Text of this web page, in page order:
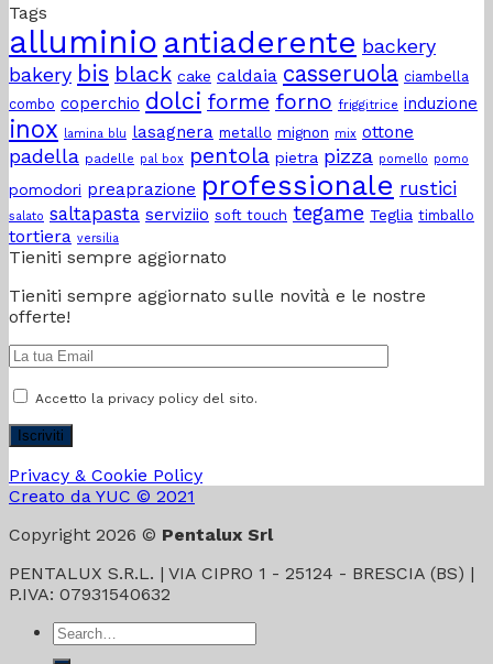
con
gli
amici?
la
salsa
di
pomodoro
casa”?
Tags
alluminio antiaderente backery
bakery bis black cake caldaia casseruola ciambella
combo coperchio dolci forme forno friggitrice induzione
inox lamina blu lasagnera metallo mignon mix ottone
padella padelle pal box pentola pietra pizza pomello pomo
pomodori preaprazione professionale rustici
salato saltapasta serviziio soft touch tegame Teglia timballo
tortiera versilia
Tieniti sempre aggiornato
Tieniti sempre aggiornato sulle novità e le nostre
offerte!
Accetto la privacy policy del sito.
Privacy & Cookie Policy
Creato da YUC © 2021
Copyright 2026 © Pentalux Srl
PENTALUX S.R.L. | VIA CIPRO 1 - 25124 - BRESCIA (BS) |
P.IVA: 07931540632
Search
for: